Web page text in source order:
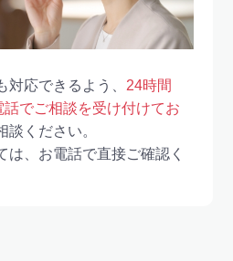
応できるよう、 24時間
でご相談を受け付けてお
談ください。
は、お電話で直接ご確認く